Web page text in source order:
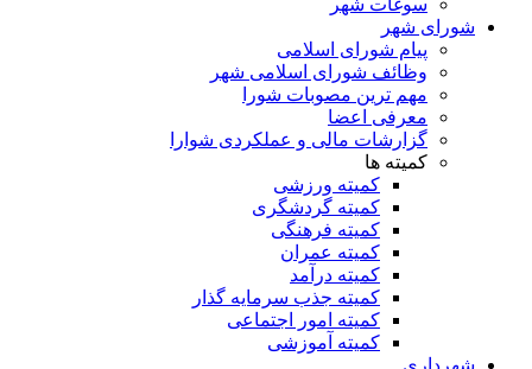
سوغات شهر
شورای شهر
پیام شورای اسلامی
وظائف شورای اسلامی شهر
مهم ترین مصوبات شورا
معرفی اعضا
گزارشات مالی و عملکردی شوارا
کمیته ها
کمیته ورزشی
کمیته گردشگری
کمیته فرهنگی
کمیته عمران
کمیته درآمد
کمیته جذب سرمایه گذار
کمیته امور اجتماعی
کمیته آموزشی